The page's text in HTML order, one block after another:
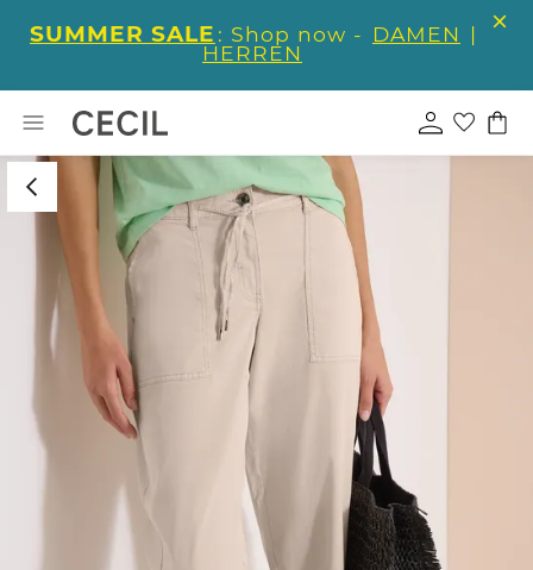
SUMMER SALE : Shop now - DAMEN |
HERREN